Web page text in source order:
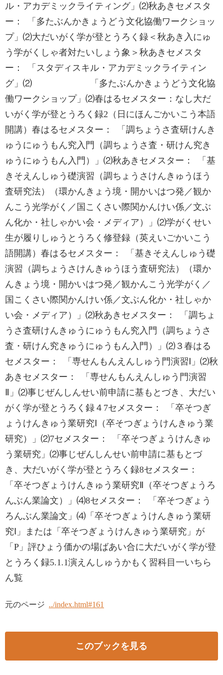
ル・アカデミックライティング」⑵秋あきセメスタ
ー： 「多たぶんかきょうどう文化協働ワークショッ
プ」⑵大だいがく学が登とうろく録＜秋あき入にゅ
う学がくしゃ者対たいしょう象＞秋あきセメスタ
ー： 「スタディスキル・アカデミックライティン
グ」⑵ 「多たぶんかきょうどう文化協
働ワークショップ」⑵春はるセメスター：なし大だ
いがく学が登とうろく録2（日にほんごかいこう本語
開講）春はるセメスター： ‌‌「調ちょうさ査研けんき
ゅうにゅうもん究入門（調ちょうさ査・研けん究き
ゅうにゅうもん入門）」‌⑵秋あきセメスター：‌ 「基
きそえんしゅう礎演習（調ちょうさけんきゅうほう
査研究法）（環かんきょう境・開かいはつ発／観か
んこう光学がく／国こくさい際関かんけい係／文ぶ
ん化か・社しゃかい会・メディア）」⑵学がくせい
生が履りしゅうとうろく修登録（英えいごかいこう
語開講）春はるセメスター：‌ 「基きそえんしゅう礎
演習（調ちょうさけんきゅうほう査研究法）（環か
んきょう境・開かいはつ発／観かんこう光学がく／
国こくさい際関かんけい係／文ぶん化か・社しゃか
い会・メディア）」⑵秋あきセメスター：‌‌ 「調ちょ
うさ査研けんきゅうにゅうもん究入門（調ちょうさ
査・研けん究きゅうにゅうもん入門）」‌⑵３春はる
セメスター： 「専せんもんえんしゅう門演習Ⅰ」⑵秋
あきセメスター： 「専せんもんえんしゅう門演習
Ⅱ」⑵事じぜんしんせい前申請に基もとづき、大だい
がく学が登とうろく録４7セメスター： 「卒そつぎ
ょうけんきゅう業研究Ⅰ（卒そつぎょうけんきゅう業
研究）」⑵7セメスター： 「卒そつぎょうけんきゅ
う業研究」⑵事じぜんしんせい前申請に基もとづ
き、大だいがく学が登とうろく録8セメスター：
「卒そつぎょうけんきゅう業研究Ⅱ（卒そつぎょうろ
んぶん業論文）」⑷8セメスター： 「卒そつぎょう
ろんぶん業論文」⑷「卒そつぎょうけんきゅう業研
究Ⅰ」または「卒そつぎょうけんきゅう業研究」が
「P」評ひょう価かの場ばあい合に大だいがく学が登
とうろく録5.1.1演えんしゅうかもく習科目一いちら
ん覧
元のページ ../index.html#161
このブックを見る